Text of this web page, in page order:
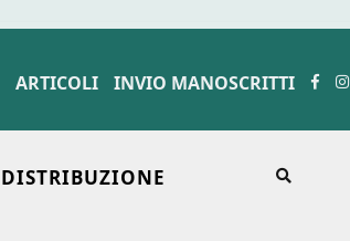
ARTICOLI INVIO MANOSCRITTI
DISTRIBUZIONE